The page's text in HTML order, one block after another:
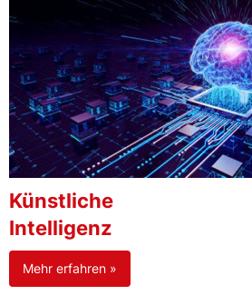
Künstliche
Intelligenz
Mehr erfahren »